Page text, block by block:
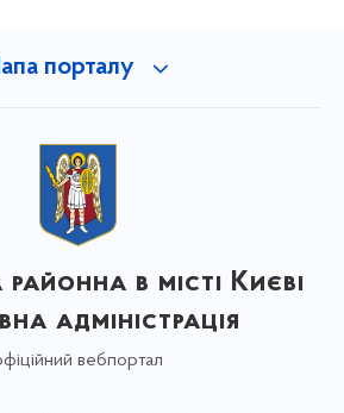
порталу
в місті Києві
адміністрація
вебпортал